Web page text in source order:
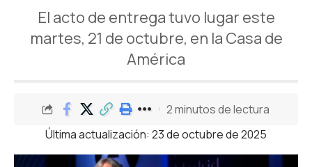
El acto de entrega tuvo lugar este
martes, 21 de octubre, en la Casa de
América
Última actualización: 23 de octubre de 2025
2 minutos de lectura